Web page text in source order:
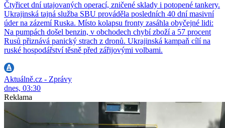
Čtyřicet dní utajovaných operací, zničené sklady i potopené tankery.
Ukrajinská tajná služba SBU prováděla posledních 40 dní masivní
úder na zázemí Ruska. Místo kolapsu fronty zasáhla obyčejné lidi:
Na pumpách došel benzin, v obchodech chybí zboží a 57 procent
Rusů přiznává panický strach z dronů. Ukrajinská kampaň cílí na
ruské hospodářství těsně před zářijovými volbami.
Aktuálně.cz - Zprávy
dnes, 03:30
Reklama